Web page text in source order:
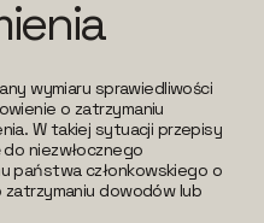
wymiaru sprawiedliwości
o zatrzymaniu
W takiej sytuacji przepisy
niezwłocznego
państwa członkowskiego o
dowodów lub